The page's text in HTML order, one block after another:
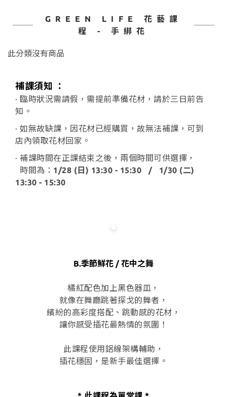
GREEN LIFE 花藝課
程 - 手綁花
此分類沒有商品
補課須知 ：
· 臨時狀況需請假，需提前準備花材，請於三日前告
知。
· 如無故缺課，因花材已經購買，故無法補課，可到
店內領取花材回家。
· 補課時間在正課結束之後，兩個時間可供選擇，
時間為： 1/28 (日) 13:30 - 15:30 / 1/30 (二)
13:30 - 15:30
B.季節鮮花 / 花中之舞
橘紅配色加上黑色器皿，
就像在舞廳跳著探戈的舞者，
繽紛的高彩度搭配、跳動感的花材，
讓你感受插花最熱情的氛圍！
此課程使用鋁線架構輔助，
插花穩固，是新手最佳選擇。